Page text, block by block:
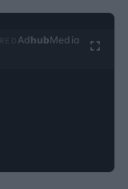
Ad hubMedia